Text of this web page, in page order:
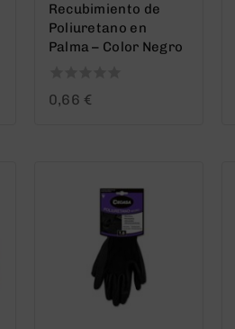
Recubimiento de
Poliuretano en
Palma – Color Negro
0
0,66 €